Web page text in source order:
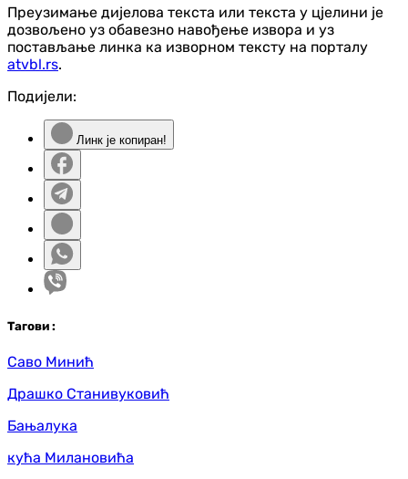
Преузимање дијелова текста или текста у цјелини је
дозвољено уз обавезно навођење извора и уз
постављање линка ка изворном тексту на порталу
atvbl.rs.
Подијели:
Линк је копиран!
Тагови :
Саво Минић
Драшко Станивуковић
Бањалука
кућа Милановића